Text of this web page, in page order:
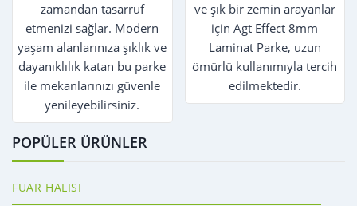
zamandan tasarruf
etmenizi sağlar. Modern
yaşam alanlarınıza şıklık ve
dayanıklılık katan bu parke
ile mekanlarınızı güvenle
yenileyebilirsiniz.
ve şık bir zemin arayanlar
için Agt Effect 8mm
Laminat Parke, uzun
ömürlü kullanımıyla tercih
edilmektedir.
POPÜLER ÜRÜNLER
FUAR HALISI